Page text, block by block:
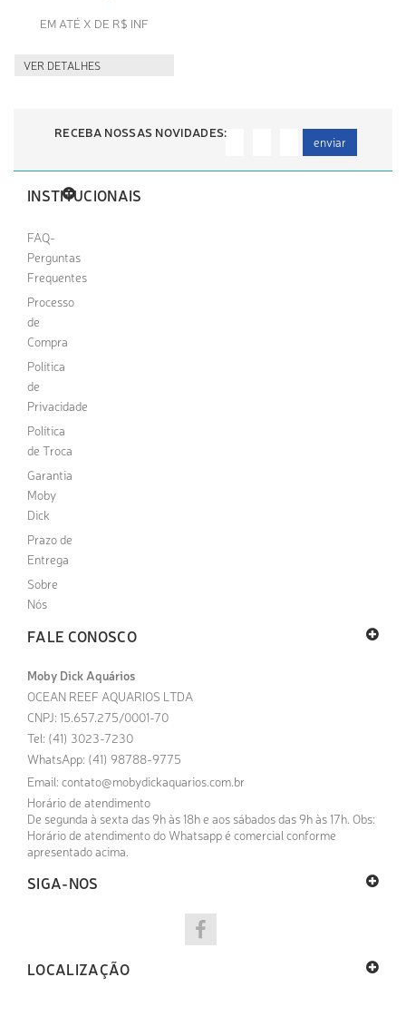
EM ATÉ X DE R$ INF
VER DETALHES
RECEBA NOSSAS NOVIDADES:
enviar
INSTITUCIONAIS
FAQ-
Perguntas
Frequentes
Processo
de
Compra
Política
de
Privacidade
Política
de Troca
Garantia
Moby
Dick
Prazo de
Entrega
Sobre
Nós
FALE CONOSCO
Moby Dick Aquários
OCEAN REEF AQUARIOS LTDA
CNPJ: 15.657.275/0001-70
Tel: (41) 3023-7230
WhatsApp: (41) 98788-9775
Email: contato@mobydickaquarios.com.br
Horário de atendimento
De segunda à sexta das 9h às 18h e aos sábados das 9h às 17h. Obs:
Horário de atendimento do Whatsapp é comercial conforme
apresentado acima.
SIGA-NOS
LOCALIZAÇÃO